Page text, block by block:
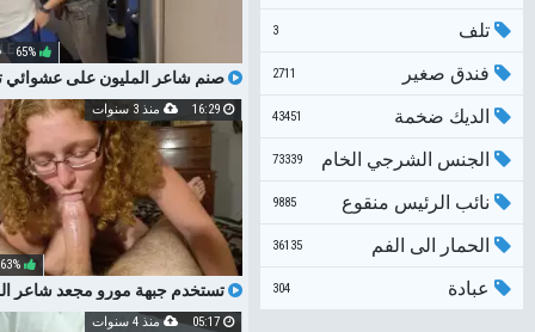
صنم شاعر المليون على
في العام مول (شاعر كبير)
65%
تستخدم جبهة مورو مجعد شاعر
من بلسم الشعر
63%
منذ 3 سنوات
منذ 4 سنوات
تلف 3
فندق صغير 2711
الديك ضخمة 43451
الجنس الشرجي الخام 73339
نائب الرئيس منقوع 9885
الحمار الى الفم 36135
عبادة 304